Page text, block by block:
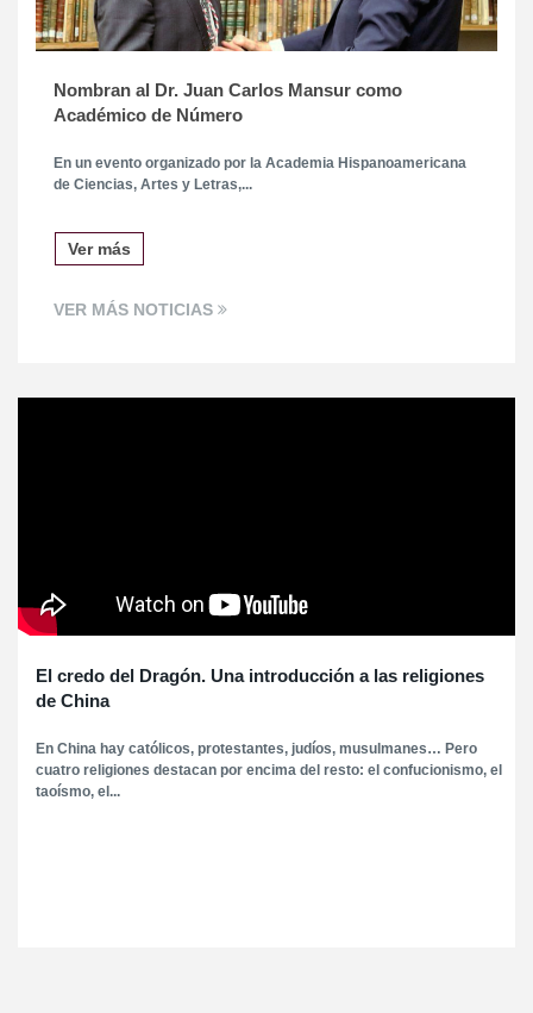
Nombran al Dr. Juan Carlos Mansur como
Académico de Número
En un evento organizado por la Academia Hispanoamericana
de Ciencias, Artes y Letras,...
Ver más
VER MÁS NOTICIAS
El credo del Dragón. Una introducción a las religiones
de China
En China hay católicos, protestantes, judíos, musulmanes… Pero
cuatro religiones destacan por encima del resto: el confucionismo, el
taoísmo, el...